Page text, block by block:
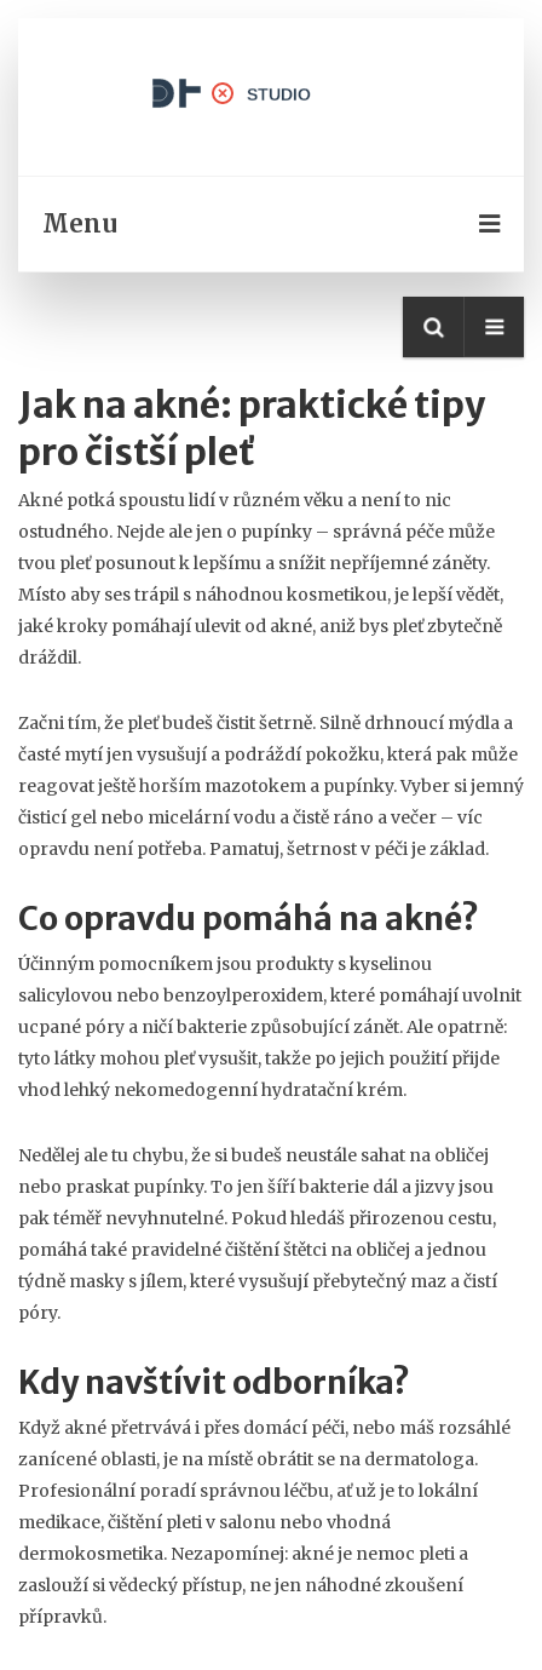
Menu
Jak na akné: praktické tipy
pro čistší pleť
Akné potká spoustu lidí v různém věku a není to nic
ostudného. Nejde ale jen o pupínky – správná péče může
tvou pleť posunout k lepšímu a snížit nepříjemné záněty.
Místo aby ses trápil s náhodnou kosmetikou, je lepší vědět,
jaké kroky pomáhají ulevit od akné, aniž bys pleť zbytečně
dráždil.
Začni tím, že pleť budeš čistit šetrně. Silně drhnoucí mýdla a
časté mytí jen vysušují a podráždí pokožku, která pak může
reagovat ještě horším mazotokem a pupínky. Vyber si jemný
čisticí gel nebo micelární vodu a čistě ráno a večer – víc
opravdu není potřeba. Pamatuj, šetrnost v péči je základ.
Co opravdu pomáhá na akné?
Účinným pomocníkem jsou produkty s kyselinou
salicylovou nebo benzoylperoxidem, které pomáhají uvolnit
ucpané póry a ničí bakterie způsobující zánět. Ale opatrně:
tyto látky mohou pleť vysušit, takže po jejich použití přijde
vhod lehký nekomedogenní hydratační krém.
Nedělej ale tu chybu, že si budeš neustále sahat na obličej
nebo praskat pupínky. To jen šíří bakterie dál a jizvy jsou
pak téměř nevyhnutelné. Pokud hledáš přirozenou cestu,
pomáhá také pravidelné čištění štětci na obličej a jednou
týdně masky s jílem, které vysušují přebytečný maz a čistí
póry.
Kdy navštívit odborníka?
Když akné přetrvává i přes domácí péči, nebo máš rozsáhlé
zanícené oblasti, je na místě obrátit se na dermatologa.
Profesionální poradí správnou léčbu, ať už je to lokální
medikace, čištění pleti v salonu nebo vhodná
dermokosmetika. Nezapomínej: akné je nemoc pleti a
zaslouží si vědecký přístup, ne jen náhodné zkoušení
přípravků.